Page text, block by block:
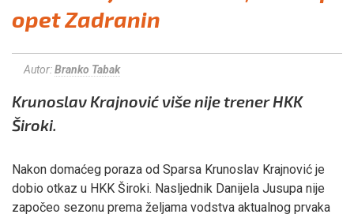
opet Zadranin
Autor:Branko Tabak
Krunoslav Krajnović više nije trener HKK
Široki.
Nakon domaćeg poraza od Sparsa Krunoslav Krajnović je
dobio otkaz u HKK Široki. Nasljednik Danijela Jusupa nije
započeo sezonu prema željama vodstva aktualnog prvaka